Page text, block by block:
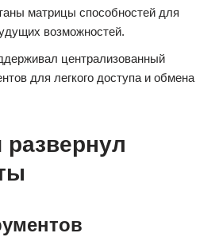
матрицы способностей для
возможностей.
централизованный
для легкого доступа и обмена